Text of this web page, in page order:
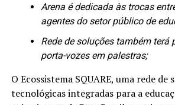
Arena é dedicada às trocas
agentes do setor público de
Rede de soluções também terá
porta-vozes em palestras;
O Ecossistema SQUARE, uma rede de
tecnológicas integradas para a